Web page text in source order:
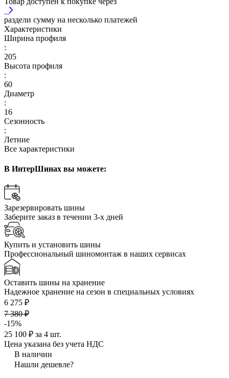
раздели сумму на несколько платежей
Характеристики
Ширина профиля
:
205
Высота профиля
:
60
Диаметр
:
16
Сезонность
:
Летние
Все характеристики
В ИнтерШинах вы можете:
Зарезервировать шины
Заберите заказ в течении 3-х дней
Купить и установить шины
Профессиональный шиномонтаж в наших сервисах
Оставить шины на хранение
Надежное хранение на сезон в специальных условиях
6 275 ₽
7 380 ₽
-15%
25 100 ₽ за 4 шт.
Цена указана без учета НДС
В наличии
Нашли дешевле?